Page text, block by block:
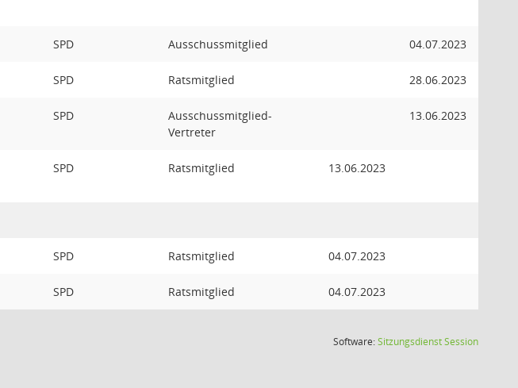
SPD Ausschussmitglied 04.07.2023
SPD Ratsmitglied 28.06.2023
SPD
Ausschussmitglied-
Vertreter
13.06.2023
SPD Ratsmitglied 13.06.2023
SPD Ratsmitglied 04.07.2023
SPD Ratsmitglied 04.07.2023
Software:SitzungsdienstSession(Wird in